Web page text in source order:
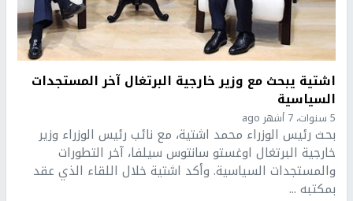
اشتية يبحث مع وزير خارجية البرتغال آخر المستجدات
السياسية
5 سنوات، 7 أشهر ago
بحث رئيس الوزراء محمد اشتية، مع نائب رئيس الوزراء وزير
خارجية البرتغال اوغستو سانتوس سيلفا، آخر التطورات
والمستجدات السياسية. وأكد اشتية خلال اللقاء الذي عقد
بمكتبه ...